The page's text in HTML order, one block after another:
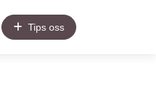
Tips oss